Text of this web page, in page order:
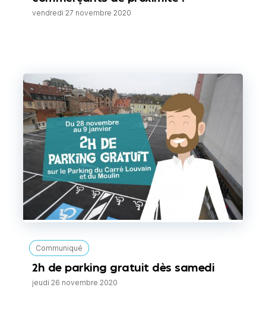
vendredi 27 novembre 2020
Communiqué
2h de parking gratuit dès samedi
jeudi 26 novembre 2020